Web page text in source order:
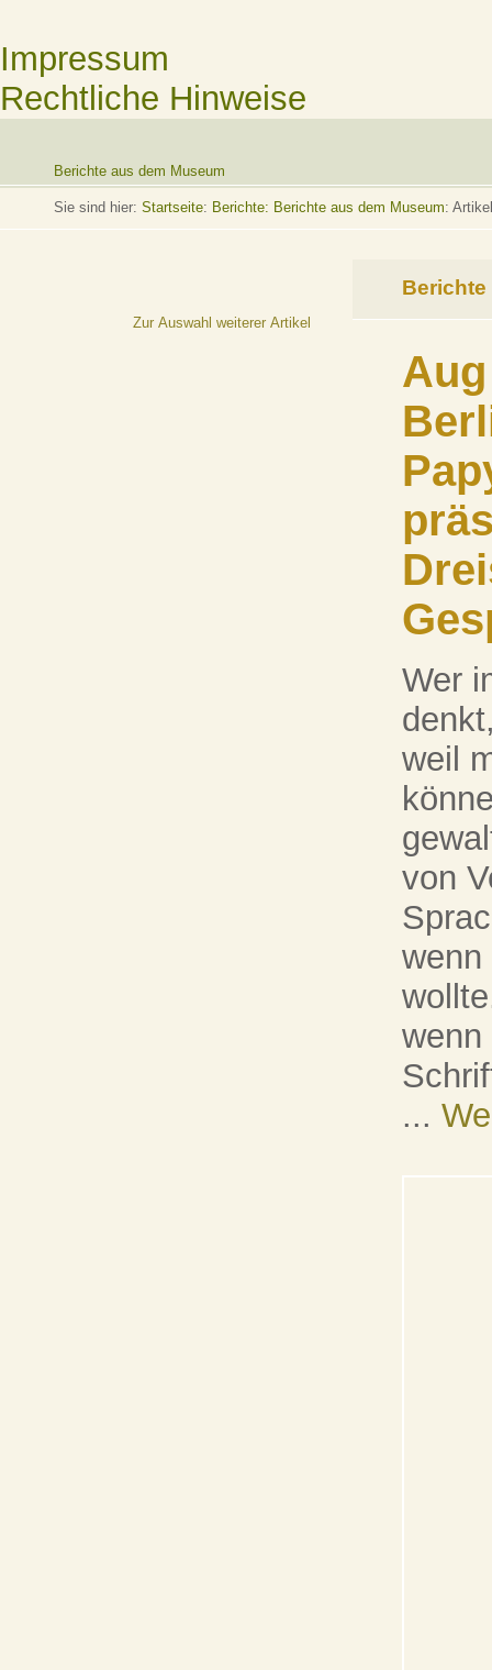
Impressum
Rechtliche Hinweise
Berichte aus dem Museum
Sie sind hier: Startseite: Berichte: Berichte aus dem Museum: Artikel
Zur Auswahl weiterer Artikel
Berichte
Wer
weil
von
wenn
wenn
...